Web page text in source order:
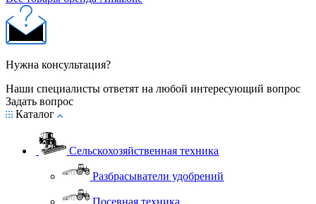
Нужна консультация?
Наши специалисты ответят на любой интересующий вопрос
Задать вопрос
Каталог
Сельскохозяйственная техника
Разбрасыватели удобрений